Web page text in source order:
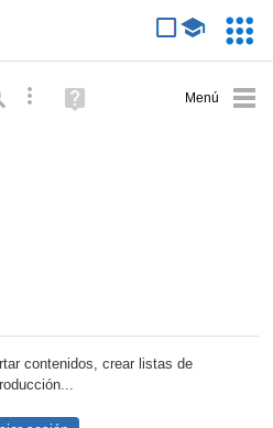
Búsqueda avanzada
Ayuda
(en
contenidos, crear listas de